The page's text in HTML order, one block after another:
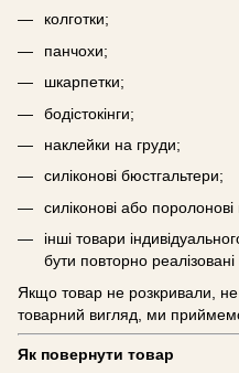
колготки;
панчохи;
шкарпетки;
бодістокінги;
наклейки на груди;
силіконові бюстгальтери;
силіконові або
інші товари
бути повторно реалізовані
Якщо товар не розкривали,
товарний вигляд, ми
Як повернути товар